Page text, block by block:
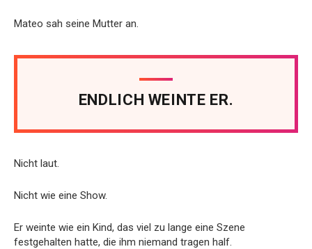
Mateo sah seine Mutter an.
ENDLICH WEINTE ER.
Nicht laut.
Nicht wie eine Show.
Er weinte wie ein Kind, das viel zu lange eine Szene
festgehalten hatte, die ihm niemand tragen half.